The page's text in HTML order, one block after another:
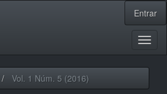
Entrar
Vol. 1 Núm. 5 (2016)